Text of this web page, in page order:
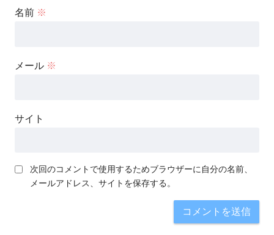
名前 ※
メール ※
サイト
次回のコメントで使用するためブラウザーに自分の名前、
メールアドレス、サイトを保存する。